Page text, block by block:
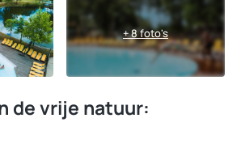
+ 8 foto's
de vrije natuur: